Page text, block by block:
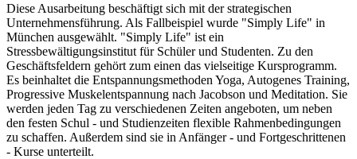
Diese Ausarbeitung beschäftigt sich mit der strategischen
Unternehmensführung. Als Fallbeispiel wurde "Simply Life" in
München ausgewählt. "Simply Life" ist ein
Stressbewältigungsinstitut für Schüler und Studenten. Zu den
Geschäftsfeldern gehört zum einen das vielseitige Kursprogramm.
Es beinhaltet die Entspannungsmethoden Yoga, Autogenes Training,
Progressive Muskelentspannung nach Jacobson und Meditation. Sie
werden jeden Tag zu verschiedenen Zeiten angeboten, um neben
den festen Schul - und Studienzeiten flexible Rahmenbedingungen
zu schaffen. Außerdem sind sie in Anfänger - und Fortgeschrittenen
- Kurse unterteilt.